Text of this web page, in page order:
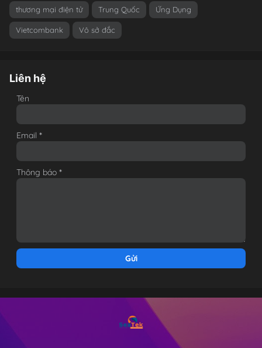
thương mại điện tử Trung Quốc Ứng Dụng
Vietcombank Vô sở đắc
Liên hệ
Tên
Email*
Thông báo*